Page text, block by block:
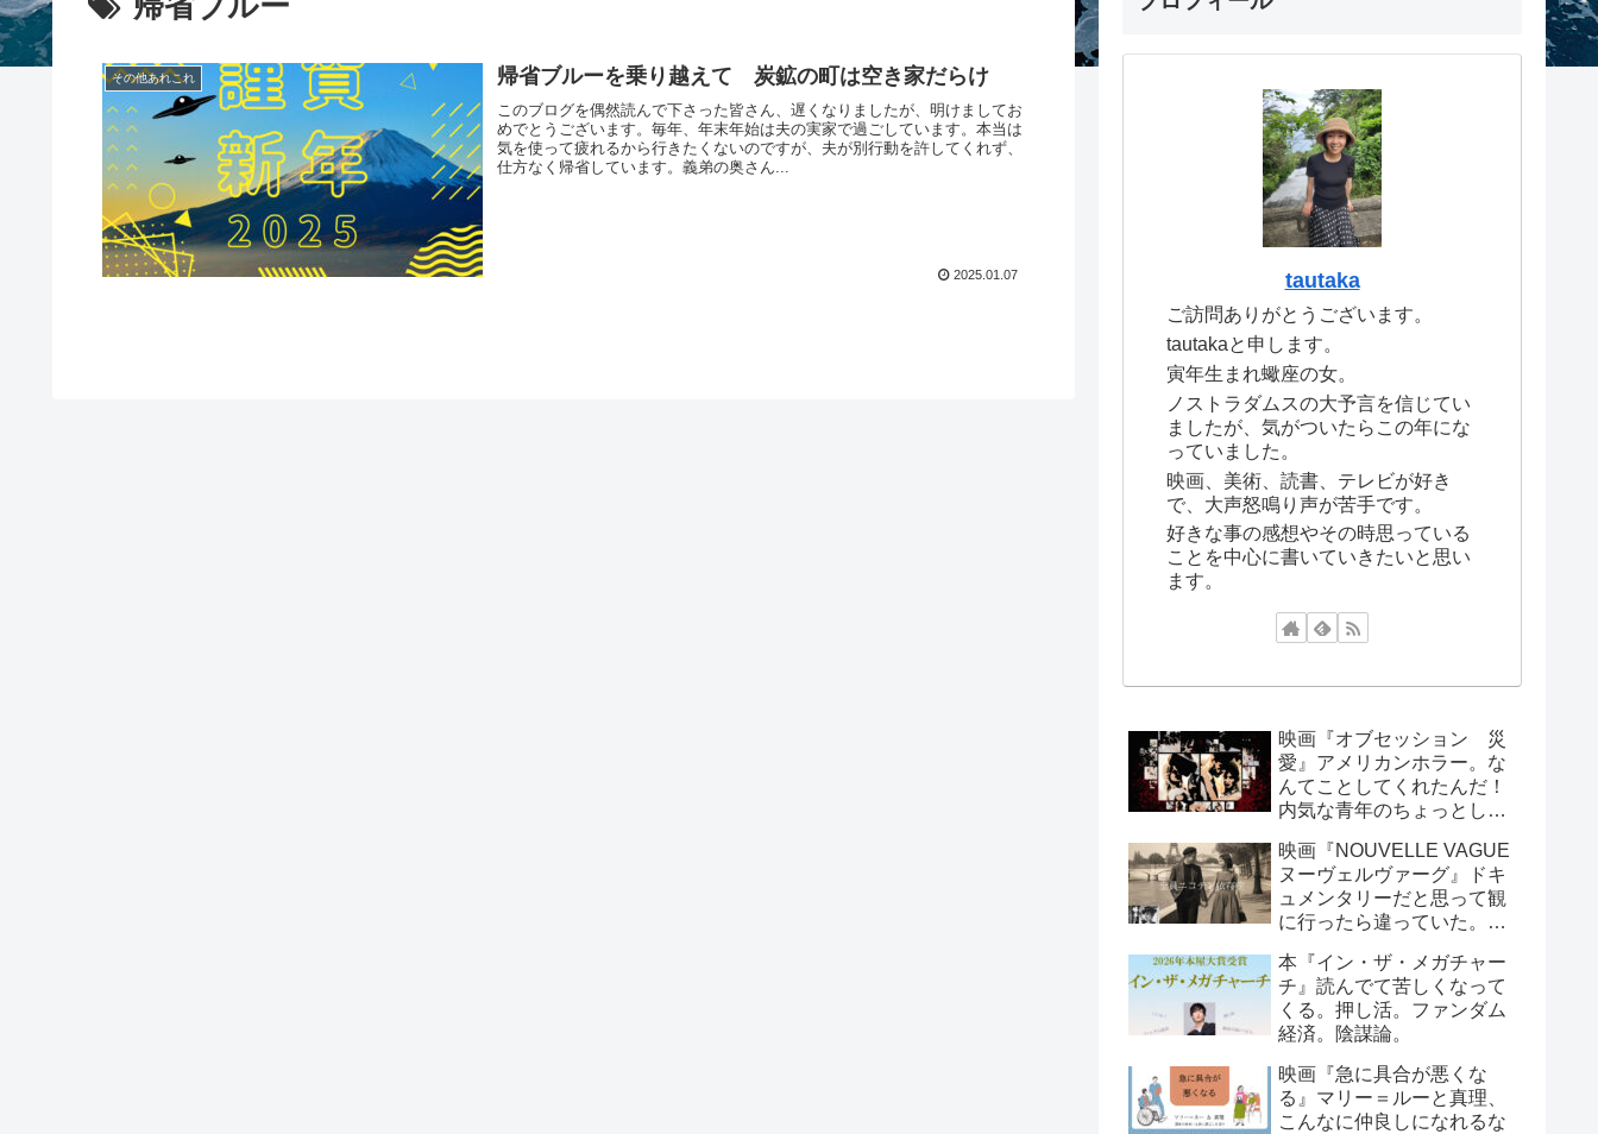
その他あれこれ 帰省ブルーを乗り越えて 炭鉱の町は空き家だらけ
このブログを偶然読んで下さった皆さん、遅くなりましたが、明けましてお
めでとうございます。毎年、年末年始は夫の実家で過ごしています。本当は
気を使って疲れるから行きたくないのですが、夫が別行動を許してくれず、
仕方なく帰省しています。義弟の奥さん...
2025.01.07 tautaka
ご訪問ありがとうございます。
tautakaと申します。
寅年生まれ蠍座の女。
ノストラダムスの大予言を信じてい
ましたが、気がついたらこの年にな
っていました。
映画、美術、読書、テレビが好き
で、大声怒鳴り声が苦手です。
好きな事の感想やその時思っている
ことを中心に書いていきたいと思い
ます。
映画『オブセッション 災
愛』アメリカンホラー。な
んてことしてくれたんだ！
内気な青年のちょっとした
えるシーンもあります。
映画『NOUVELLE VAGUE
ヌーヴェルヴァーグ』ドキ
ュメンタリーだと思って観
に行ったら違っていた。こ
の？と思っていたら世紀の
傑作が出来たという、すご
い話し。
本『イン・ザ・メガチャー
チ』読んでて苦しくなって
くる。押し活。ファンダム
経済。陰謀論。
映画『急に具合が悪くな
る』マリー＝ルーと真理、
こんなに仲良しになれるな